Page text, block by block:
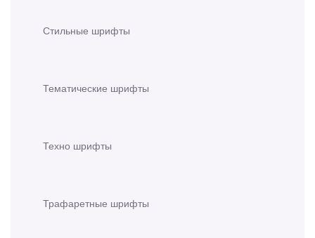
Стильные шрифты
Тематические шрифты
Техно шрифты
Трафаретные шрифты